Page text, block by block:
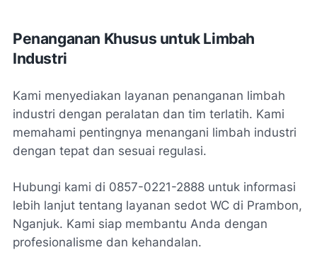
Penanganan Khusus untuk Limbah
Industri
Kami menyediakan layanan penanganan limbah
industri dengan peralatan dan tim terlatih. Kami
memahami pentingnya menangani limbah industri
dengan tepat dan sesuai regulasi.
Hubungi kami di 0857-0221-2888 untuk informasi
lebih lanjut tentang layanan sedot WC di Prambon,
Nganjuk. Kami siap membantu Anda dengan
profesionalisme dan kehandalan.